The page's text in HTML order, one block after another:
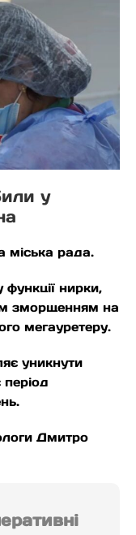
у
міська рада.
нирки,
зморщенням на
мегауретеру.
уникнути
Дмитро